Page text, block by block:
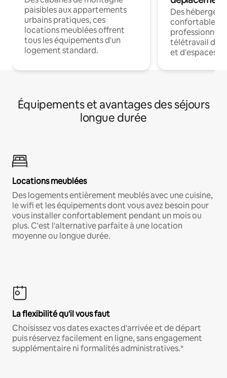
paisibles aux appartements
urbains pratiques, ces
locations meublées offrent
tous les équipements d'un
logement standard.
Des
confortables
professionnels
télétravail
et d'espaces
Équipements et avantages des séjours
longue durée
Locations meublées
Des logements entièrement meublés avec une cuisine,
le wifi et les équipements dont vous avez besoin pour
vous installer confortablement pendant un mois ou
plus. C'est l'alternative parfaite à une location
moyenne ou longue durée.
La flexibilité qu'il vous faut
Choisissez vos dates exactes d'arrivée et de départ
puis réservez facilement en ligne, sans engagement
supplémentaire ni formalités administratives.*